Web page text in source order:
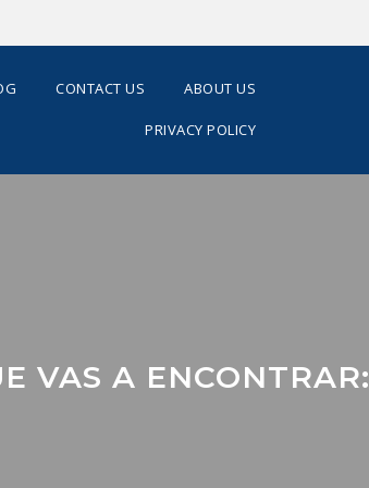
CONTACT US ABOUT US
PRIVACY POLICY
VAS A ENCONTRAR: